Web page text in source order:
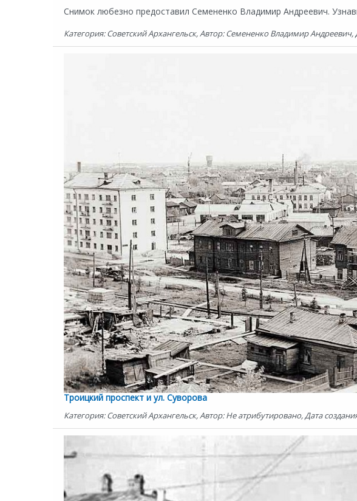
Снимок любезно предоставил Семененко Владимир Андреевич.
Категория: Советский Архангельск, Автор: Семененко Владимир Андреевич,
Троицкий проспект и ул. Суворова
Категория: Советский Архангельск, Автор: Не атрибутировано, Дата